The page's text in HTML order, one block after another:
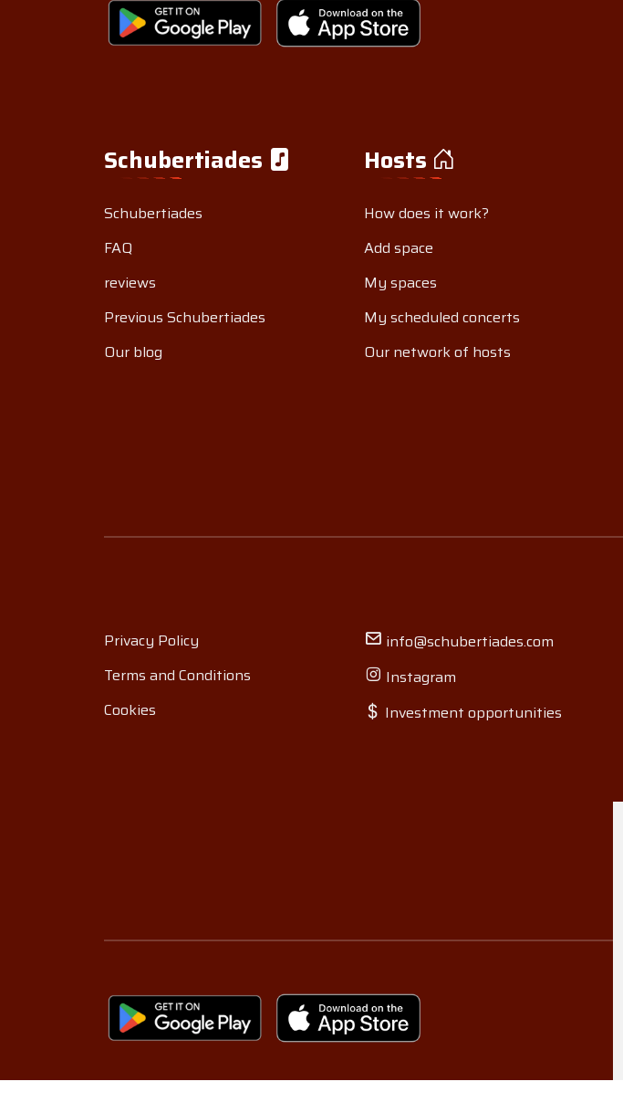
Schubertiades
Schubertiades
FAQ
reviews
Previous Schubertiades
Our blog
Hosts
How does it work?
Add space
My spaces
My scheduled concerts
Our network of hosts
Privacy Policy
Terms and Conditions
Cookies
info@schubertiades.com
Instagram
Investment opportunities